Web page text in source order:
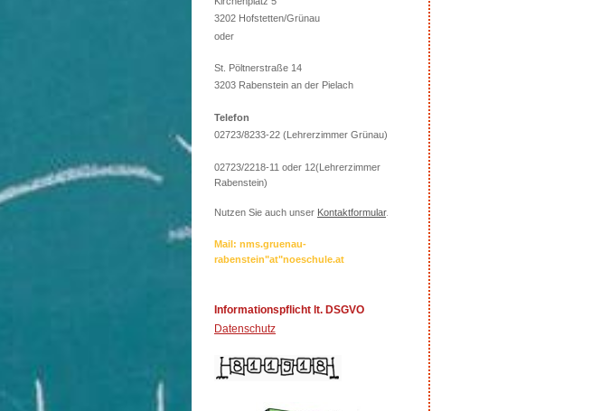
3202 Hofstetten/Grünau
oder
St. Pöltnerstraße 14
3203 Rabenstein an der Pielach
Telefon
02723/8233-22 (Lehrerzimmer Grünau)
02723/2218-11 oder 12(Lehrerzimmer
Rabenstein)
Nutzen Sie auch unser Kontaktformular.
Mail: nms.gruenau-
rabenstein"at"noeschule.at
Informationspflicht lt. DSGVO
Datenschutz